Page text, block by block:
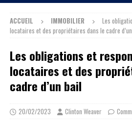
ACCUEIL IMMOBILIER
Les
locataires et des propriétaires dans le cadre
Les obligations et
locataires et des
cadre d’un bail
20/02/2023 Clinton Weaver